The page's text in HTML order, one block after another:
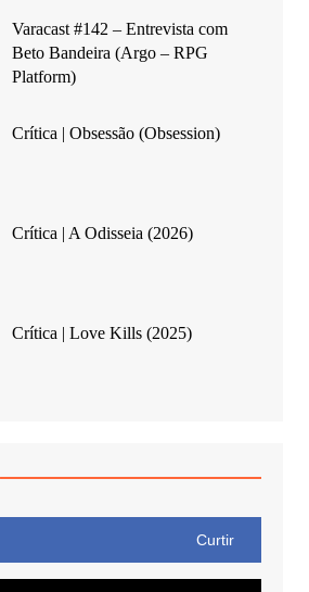
Varacast #142 – Entrevista com
Beto Bandeira (Argo – RPG
Platform)
Crítica | Obsessão (Obsession)
Crítica | A Odisseia (2026)
Crítica | Love Kills (2025)
Curtir